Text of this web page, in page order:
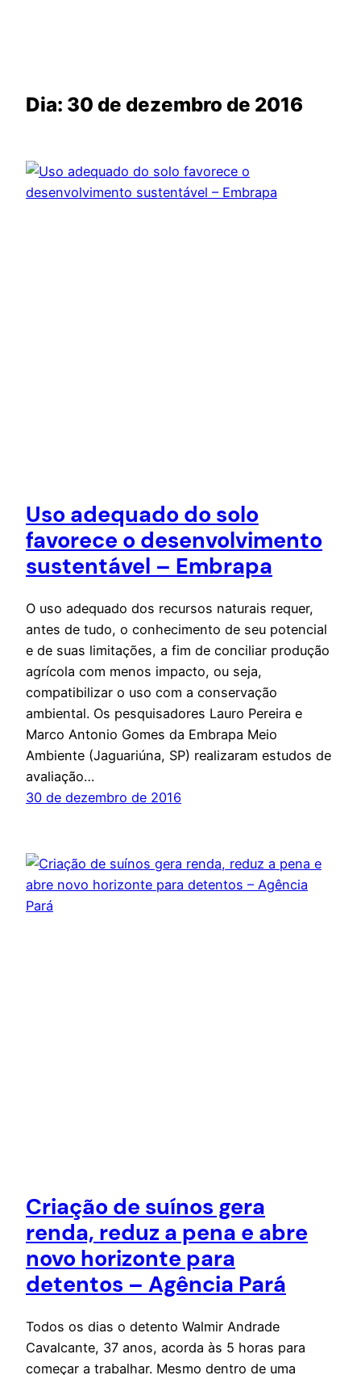
Dia: 30 de dezembro de 2016
Uso adequado do solo
favorece o desenvolvimento
sustentável – Embrapa
O uso adequado dos recursos naturais requer,
antes de tudo, o conhecimento de seu potencial
e de suas limitações, a fim de conciliar produção
agrícola com menos impacto, ou seja,
compatibilizar o uso com a conservação
ambiental. Os pesquisadores Lauro Pereira e
Marco Antonio Gomes da Embrapa Meio
Ambiente (Jaguariúna, SP) realizaram estudos de
avaliação…
30 de dezembro de 2016
Criação de suínos gera
renda, reduz a pena e abre
novo horizonte para
detentos – Agência Pará
Todos os dias o detento Walmir Andrade
Cavalcante, 37 anos, acorda às 5 horas para
começar a trabalhar. Mesmo dentro de uma